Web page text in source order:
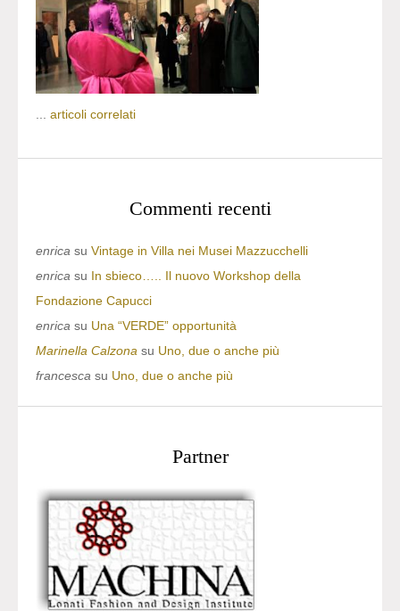
... articoli correlati
Commenti recenti
enrica su Vintage in Villa nei Musei Mazzucchelli
enrica su In sbieco….. Il nuovo Workshop della
Fondazione Capucci
enrica su Una “VERDE” opportunità
Marinella Calzona su Uno, due o anche più
francesca su Uno, due o anche più
Partner